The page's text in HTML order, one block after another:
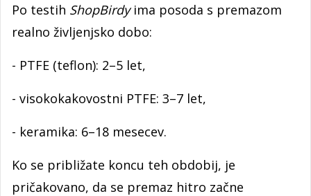
Po testih ShopBirdyima posoda s premazom
realno življenjsko dobo:
- PTFE (teflon): 2–5 let,
- visokokakovostni PTFE: 3–7 let,
- keramika: 6–18 mesecev.
Ko se približate koncu teh obdobij, je
pričakovano, da se premaz hitro začne